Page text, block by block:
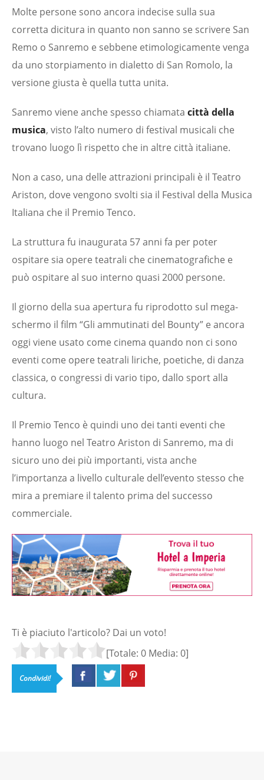
Molte persone sono ancora indecise sulla sua
corretta dicitura in quanto non sanno se scrivere San
Remo o Sanremo e sebbene etimologicamente venga
da uno storpiamento in dialetto di San Romolo, la
versione giusta è quella tutta unita.
Sanremo viene anche spesso chiamata città della
musica, visto l’alto numero di festival musicali che
trovano luogo lì rispetto che in altre città italiane.
Non a caso, una delle attrazioni principali è il Teatro
Ariston, dove vengono svolti sia il Festival della Musica
Italiana che il Premio Tenco.
La struttura fu inaugurata 57 anni fa per poter
ospitare sia opere teatrali che cinematografiche e
può ospitare al suo interno quasi 2000 persone.
Il giorno della sua apertura fu riprodotto sul mega-
schermo il film “Gli ammutinati del Bounty” e ancora
oggi viene usato come cinema quando non ci sono
eventi come opere teatrali liriche, poetiche, di danza
classica, o congressi di vario tipo, dallo sport alla
cultura.
Il Premio Tenco è quindi uno dei tanti eventi che
hanno luogo nel Teatro Ariston di Sanremo, ma di
sicuro uno dei più importanti, vista anche
l’importanza a livello culturale dell’evento stesso che
mira a premiare il talento prima del successo
commerciale.
Ti è piaciuto l'articolo? Dai un voto!
[Totale: 0 Media: 0]
Condividi!